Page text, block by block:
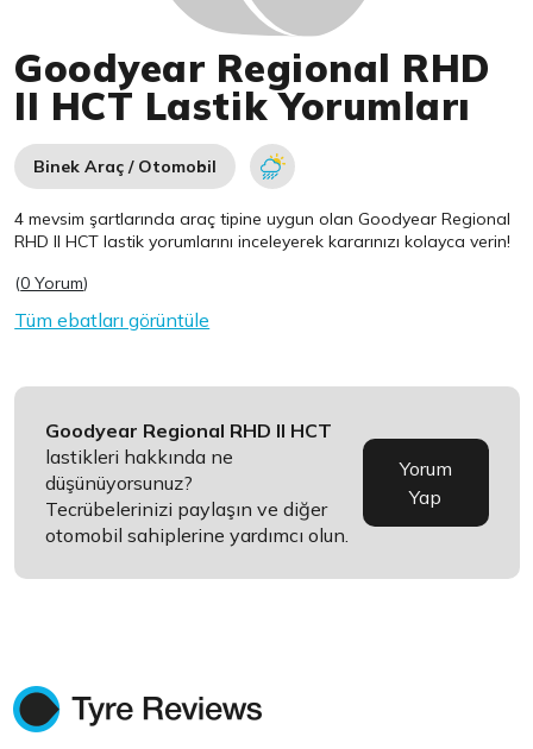
Goodyear Regional RHD
II HCT Lastik Yorumları
Binek Araç / Otomobil
4 mevsim şartlarında araç tipine uygun olanGoodyear Regional
RHD II HCT lastik yorumlarını inceleyerek kararınızı kolayca verin!
(0 Yorum)
Tüm ebatları görüntüle
Goodyear Regional RHD II HCT
lastikleri hakkında ne
düşünüyorsunuz?
Tecrübelerinizi paylaşın ve diğer
otomobil sahiplerine yardımcı olun.
Yorum
Yap